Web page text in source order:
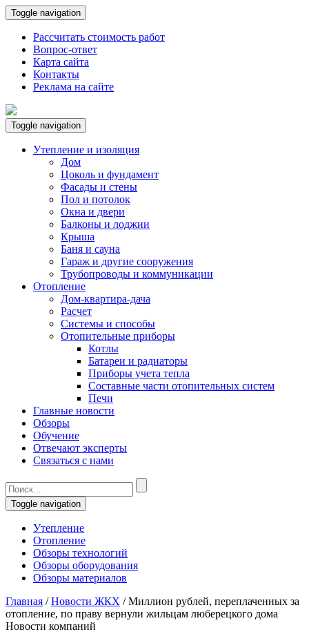
Toggle navigation
Рассчитать стоимость работ
Вопрос-ответ
Карта сайта
Контакты
Реклама на сайте
Toggle navigation
Утепление и изоляция
Дом
Цоколь и фундамент
Фасады и стены
Пол и потолок
Окна и двери
Балконы и лоджии
Крыша
Баня и сауна
Гараж и другие сооружения
Трубопроводы и коммуникации
Отопление
Дом-квартира-дача
Расчет
Системы и способы
Отопительные приборы
Котлы
Батареи и радиаторы
Приборы учета тепла
Составные части отопительных систем
Печи
Главные новости
Обзоры
Обучение
Отвечают эксперты
Связаться с нами
Toggle navigation
Утепление
Отопление
Обзоры технологий
Обзоры оборудования
Обзоры материалов
Главная /Новости ЖКХ /Миллион рублей, переплаченных за
отопление, по праву вернули жильцам люберецкого дома
Новости компаний